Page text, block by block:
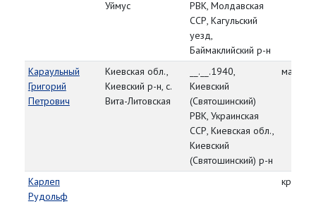
Уймус
РВК, Молдавская
ССР, Кагульский
уезд,
Баймаклийский р-н
Караульный
Григорий
Петрович
Киевская обл.,
Киевский р-н, с.
Вита-Литовская
__.__.1940,
Киевский
(Святошинский)
РВК, Украинская
ССР, Киевская обл.,
Киевский
(Святошинский) р-н
майор
Карлеп
Рудольф